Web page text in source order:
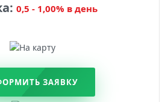
0,5 - 1,00% в день
ЗАЯВКУ